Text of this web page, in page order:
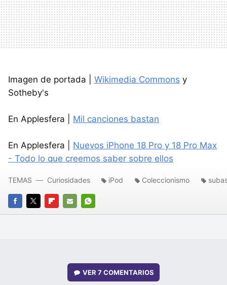
Imagen de portada | Wikimedia Commons y
Sotheby's
En Applesfera | Mil canciones bastan
En Applesfera | Nuevos iPhone 18 Pro y 18 Pro Max
- Todo lo que creemos saber sobre ellos
FACEBOOK
TWITTERFLIPBOARD
E-
WHATSAPP
TEMAS Curiosidades iPod Coleccionismo
VER7 COMENTARIOS